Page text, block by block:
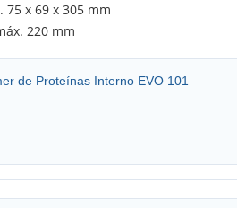
75 x 69 x 305 mm
220 mm
de Proteínas Interno EVO 101